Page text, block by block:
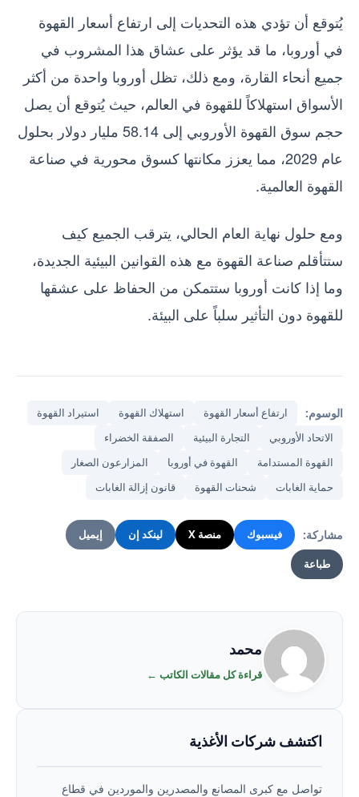
يُتوقع أن تؤدي هذه التحديات إلى ارتفاع أسعار القهوة
في أوروبا، ما قد يؤثر على عشاق هذا المشروب في
جميع أنحاء القارة، ومع ذلك، تظل أوروبا واحدة من أكثر
الأسواق استهلاكاً للقهوة في العالم، حيث يُتوقع أن يصل
حجم سوق القهوة الأوروبي إلى 58.14 مليار دولار بحلول
عام 2029، مما يعزز مكانتها كسوق محورية في صناعة
القهوة العالمية.
ومع حلول نهاية العام الحالي، يترقب الجميع كيف
ستتأقلم صناعة القهوة مع هذه القوانين البيئية الجديدة،
وما إذا كانت أوروبا ستتمكن من الحفاظ على عشقها
للقهوة دون التأثير سلباً على البيئة.
الوسوم: ارتفاع أسعار القهوة استهلاك القهوة
استيراد القهوة
الاتحاد الأوروبي
التجارة البيئية
الصفقة الخضراء
القهوة المستدامة
القهوة في أوروبا
المزارعون الصغار
حماية الغابات
شحنات القهوة قانون إزالة الغابات
مشاركة: فيسبوك منصة X لينكد إن إيميل
طباعة
محمد
قراءة كل مقالات الكاتب ←
اكتشف شركات الأغذية
تواصل مع كبرى المصانع والمصدرين والموردين في قطاع